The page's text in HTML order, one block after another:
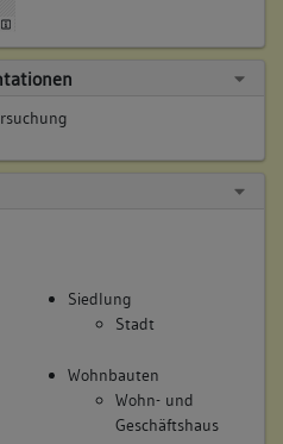
Siedlung
Stadt
Wohnbauten
Wohn- und
Geschäftshaus